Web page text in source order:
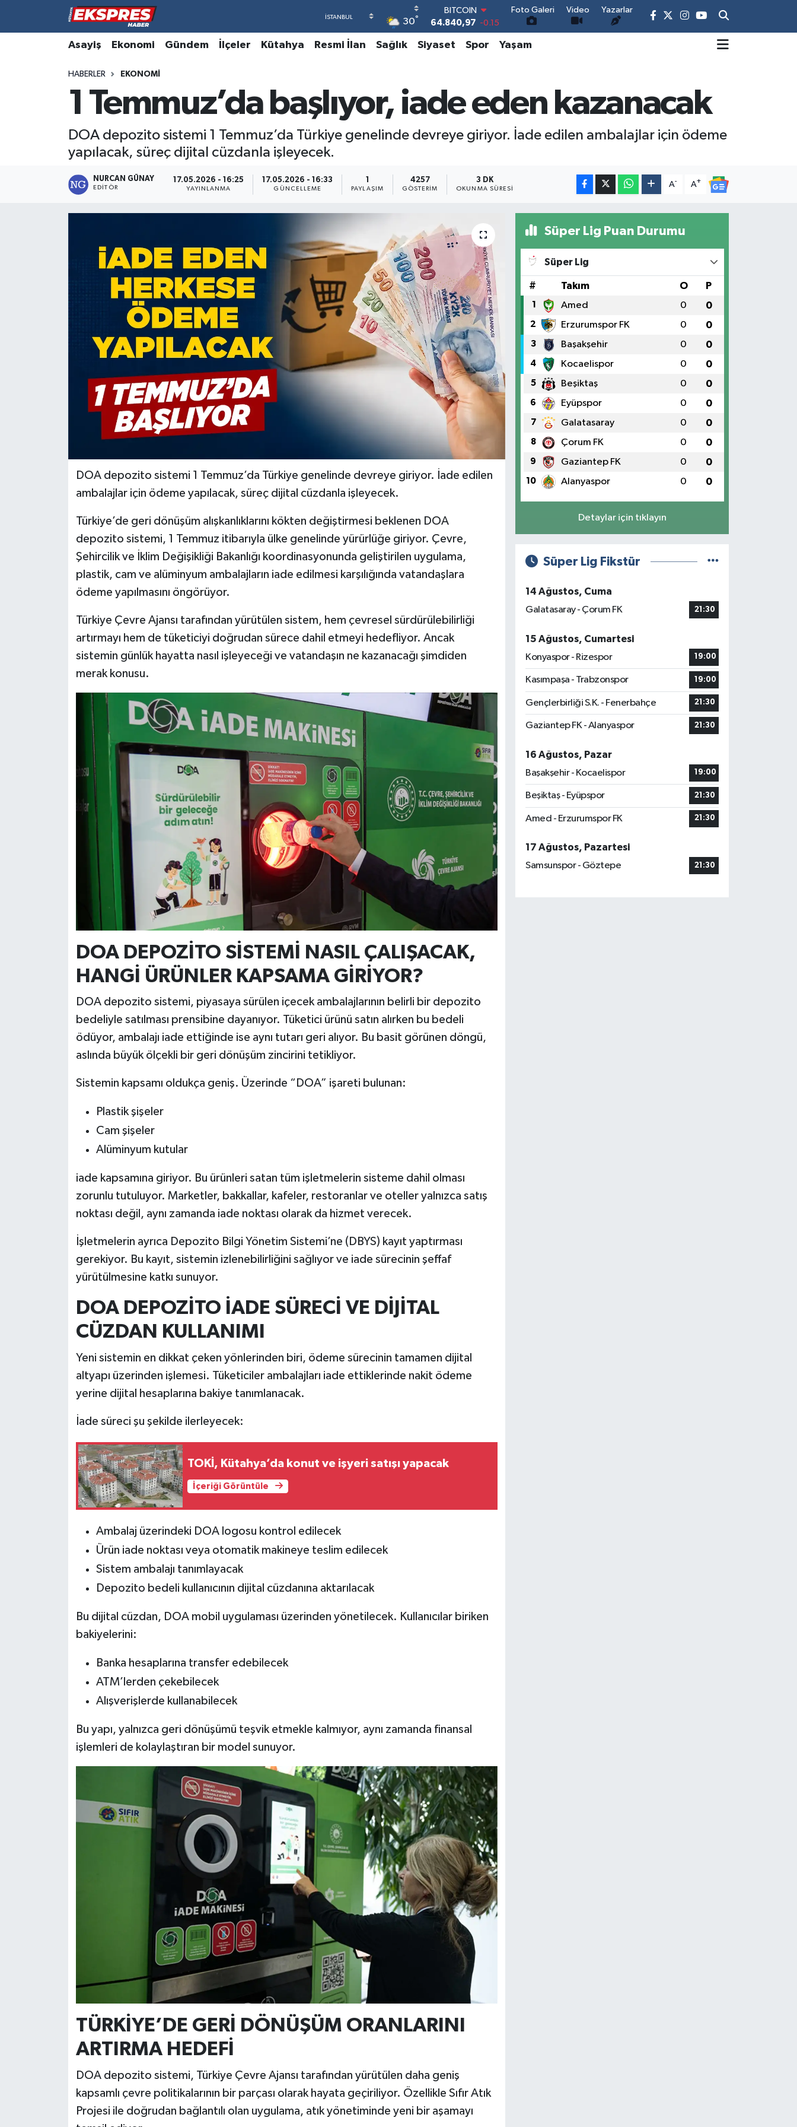
30°
DOLAR
47,7436
0.18
EURO
55,2510 0.32
6660.55 0
BİST100
BITCOIN
Foto Galeri Video Yazarlar
Asayiş Ekonomi Gündem İlçeler Kütahya Resmi İlan Sağlık Siyaset Spor Yaşam
HABERLER EKONOMI
1 Temmuz’da başlıyor, iade eden kazanacak
DOA depozito sistemi 1 Temmuz’da Türkiye genelinde devreye giriyor. İade edilen ambalajlar için ödeme
yapılacak, süreç dijital cüzdanla işleyecek.
NURCAN GÜNAY
EDITÖR
17.05.2026 - 16:25
YAYINLANMA
17.05.2026 - 16:33
GÜNCELLEME PAYLAŞIM
4257
GÖSTERIM
3 DK
OKUNMA SÜRESI
A- A+
DOA depozito sistemi 1 Temmuz’da Türkiye genelinde devreye giriyor. İade edilen
ambalajlar için ödeme yapılacak, süreç dijital cüzdanla işleyecek.
Türkiye’de geri dönüşüm alışkanlıklarını kökten değiştirmesi beklenen DOA
depozito sistemi, 1 Temmuz itibarıyla ülke genelinde yürürlüğe giriyor. Çevre,
Şehircilik ve İklim Değişikliği Bakanlığı koordinasyonunda geliştirilen uygulama,
plastik, cam ve alüminyum ambalajların iade edilmesi karşılığında vatandaşlara
ödeme yapılmasını öngörüyor.
Türkiye Çevre Ajansı tarafından yürütülen sistem, hem çevresel sürdürülebilirliği
artırmayı hem de tüketiciyi doğrudan sürece dahil etmeyi hedefliyor. Ancak
sistemin günlük hayatta nasıl işleyeceği ve vatandaşın ne kazanacağı şimdiden
merak konusu.
DOA DEPOZİTO SİSTEMİ NASIL ÇALIŞACAK,
HANGİ ÜRÜNLER KAPSAMA GİRİYOR?
DOA depozito sistemi, piyasaya sürülen içecek ambalajlarının belirli bir depozito
bedeliyle satılması prensibine dayanıyor. Tüketici ürünü satın alırken bu bedeli
ödüyor, ambalajı iade ettiğinde ise aynı tutarı geri alıyor. Bu basit görünen döngü,
aslında büyük ölçekli bir geri dönüşüm zincirini tetikliyor.
Sistemin kapsamı oldukça geniş. Üzerinde “DOA” işareti bulunan:
Plastik şişeler
Cam şişeler
Alüminyum kutular
iade kapsamına giriyor. Bu ürünleri satan tüm işletmelerin sisteme dahil olması
zorunlu tutuluyor. Marketler, bakkallar, kafeler, restoranlar ve oteller yalnızca satış
noktası değil, aynı zamanda iade noktası olarak da hizmet verecek.
İşletmelerin ayrıca Depozito Bilgi Yönetim Sistemi’ne (DBYS) kayıt yaptırması
gerekiyor. Bu kayıt, sistemin izlenebilirliğini sağlıyor ve iade sürecinin şeffaf
yürütülmesine katkı sunuyor.
DOA DEPOZİTO İADE SÜRECİ VE DİJİTAL
CÜZDAN KULLANIMI
Yeni sistemin en dikkat çeken yönlerinden biri, ödeme sürecinin tamamen dijital
altyapı üzerinden işlemesi. Tüketiciler ambalajları iade ettiklerinde nakit ödeme
yerine dijital hesaplarına bakiye tanımlanacak.
İade süreci şu şekilde ilerleyecek:
TOKİ, Kütahya’da konut ve işyeri satışı yapacak
İçeriği Görüntüle
Ambalaj üzerindeki DOA logosu kontrol edilecek
Ürün iade noktası veya otomatik makineye teslim edilecek
Sistem ambalajı tanımlayacak
Depozito bedeli kullanıcının dijital cüzdanına aktarılacak
Bu dijital cüzdan, DOA mobil uygulaması üzerinden yönetilecek. Kullanıcılar biriken
bakiyelerini:
Banka hesaplarına transfer edebilecek
ATM’lerden çekebilecek
Alışverişlerde kullanabilecek
Bu yapı, yalnızca geri dönüşümü teşvik etmekle kalmıyor, aynı zamanda finansal
işlemleri de kolaylaştıran bir model sunuyor.
TÜRKİYE’DE GERİ DÖNÜŞÜM ORANLARINI
ARTIRMA HEDEFİ
DOA depozito sistemi, Türkiye Çevre Ajansı tarafından yürütülen daha geniş
kapsamlı çevre politikalarının bir parçası olarak hayata geçiriliyor. Özellikle Sıfır Atık
Projesi ile doğrudan bağlantılı olan uygulama, atık yönetiminde yeni bir aşamayı
Süper Lig Puan Durumu
Süper Lig
# Takım O P
1 Amed 0 0
2 Erzurumspor FK 0 0
3 Başakşehir 0 0
4 Kocaelispor 0 0
5 Beşiktaş 0 0
6 Eyüpspor 0 0
7 Galatasaray 0 0
8 Çorum FK 0 0
9 Gaziantep FK 0 0
10 Alanyaspor 0 0
Detaylar için tıklayın
Süper Lig Fikstür
14 Ağustos, Cuma
Galatasaray - Çorum FK
21:30
15 Ağustos, Cumartesi
Konyaspor - Rizespor
19:00
Kasımpaşa - Trabzonspor 19:00
Gençlerbirliği S.K. - Fenerbahçe 21:30
Gaziantep FK - Alanyaspor 21:30
16 Ağustos, Pazar
Başakşehir - Kocaelispor
19:00
Beşiktaş - Eyüpspor 21:30
Amed - Erzurumspor FK 21:30
17 Ağustos, Pazartesi
Samsunspor - Göztepe
21:30
Altıntaş
Biyografiler
Çavdarhisar
Köşe Yazıları
Kültür Sanat
Hava Durumu
Trafik Durumu
Süper Lig Puan Durumu ve Fikstür
Tüm Manşetler
Haber Arşivi